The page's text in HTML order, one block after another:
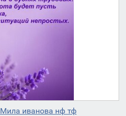
Мила иванова нф тф